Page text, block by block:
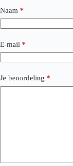
Naam *
E-mail *
Je beoordeling *